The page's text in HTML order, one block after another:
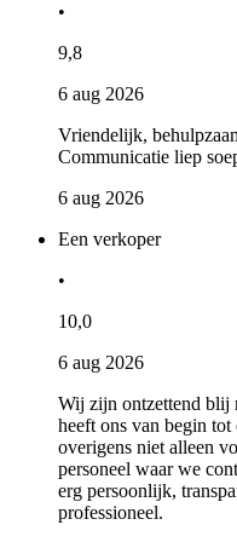
•
9,8
6 aug 2026
Vriendelijk,
Communicatie liep
6 aug 2026
Een verkoper
•
10,0
6 aug 2026
Wij zijn ontzettend blij
heeft ons van begin
overigens niet alleen
personeel waar we
erg persoonlijk,
professioneel.